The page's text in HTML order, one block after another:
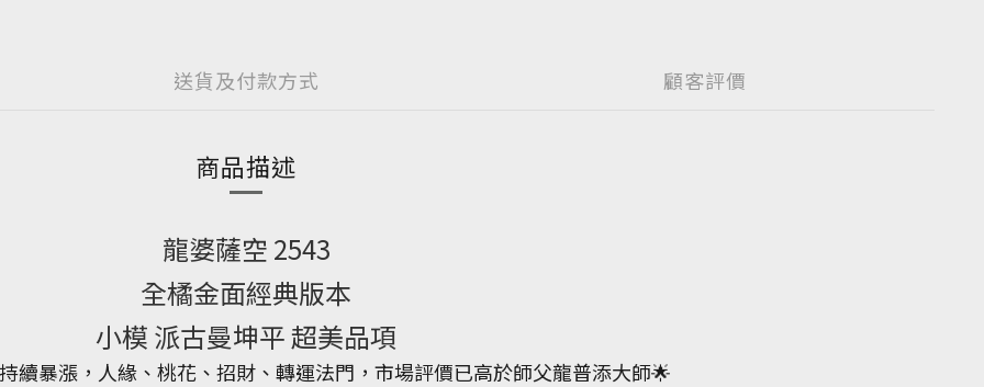
送貨及付款方式 顧客評價
商品描述
龍婆薩空 2543
全橘金面經典版本
小模 派古曼坤平 超美品項
續暴漲，人緣、桃花、招財、轉運法門，市場評價已高於師父龍普添大師🌟